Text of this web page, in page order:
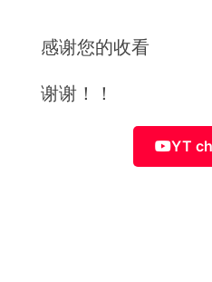
感谢您的收看
谢谢！！
YT